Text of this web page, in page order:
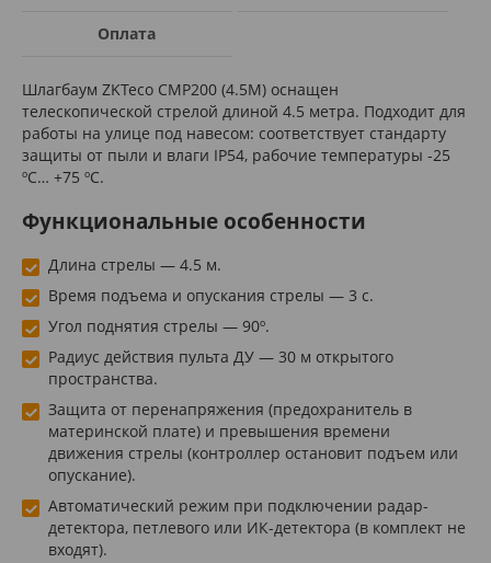
Оплата
Шлагбаум ZKTeco CMP200 (4.5M) оснащен
телескопической стрелой длиной 4.5 метра. Подходит для
работы на улице под навесом: соответствует стандарту
защиты от пыли и влаги IP54, рабочие температуры -25
ºС… +75 ºС.
Функциональные особенности
Длина стрелы — 4.5 м.
Время подъема и опускания стрелы — 3 с.
Угол поднятия стрелы — 90º.
Радиус действия пульта ДУ — 30 м открытого
пространства.
Защита от перенапряжения (предохранитель в
материнской плате) и превышения времени
движения стрелы (контроллер остановит подъем или
опускание).
Автоматический режим при подключении радар-
детектора, петлевого или ИК-детектора (в комплект не
входят).